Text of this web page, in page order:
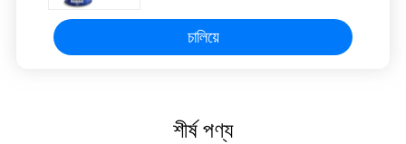
চালিয়ে
শীর্ষ পণ্য